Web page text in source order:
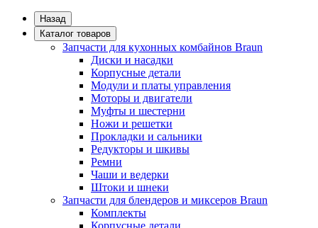
Назад
Каталог товаров
Запчасти для кухонных комбайнов Braun
Диски и насадки
Корпусные детали
Модули и платы управления
Моторы и двигатели
Муфты и шестерни
Ножи и решетки
Прокладки и сальники
Редукторы и шкивы
Ремни
Чаши и ведерки
Штоки и шнеки
Запчасти для блендеров и миксеров Braun
Комплекты
Корпусные детали